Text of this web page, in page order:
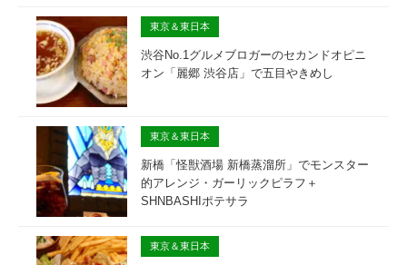
東京＆東日本
渋谷No.1グルメブロガーのセカンドオピニ
オン「麗郷 渋谷店」で五目やきめし
東京＆東日本
新橋「怪獣酒場 新橋蒸溜所」でモンスター
的アレンジ・ガーリックピラフ＋
SHNBASHIポテサラ
東京＆東日本